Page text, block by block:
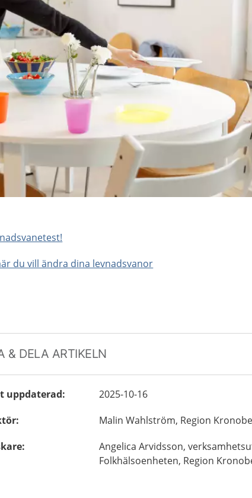
du vill ändra dina levnadsvanor
& DELA ARTIKELN
uppdaterad:
2025-10-16
: Malin Wahlström, Region
: Angelica Arvidsson,
Folkhälsoenheten, Region